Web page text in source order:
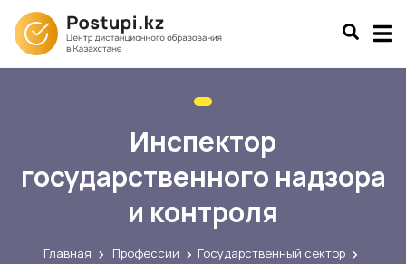
Инспектор
государственного надзора
и контроля
Главная Профессии
Государственный сектор